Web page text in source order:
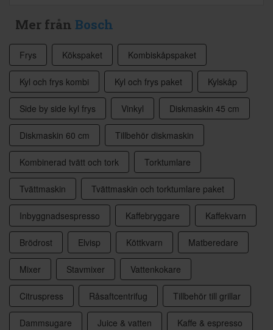
Mer från Bosch
Frys Kökspaket Kombiskåpspaket
Kyl och frys kombi Kyl och frys paket Kylskåp
Side by side kyl frys Vinkyl Diskmaskin 45 cm
Diskmaskin 60 cm Tillbehör diskmaskin
Kombinerad tvätt och tork Torktumlare
Tvättmaskin Tvättmaskin och torktumlare paket
Inbyggnadsespresso Kaffebryggare Kaffekvarn
Brödrost Elvisp Köttkvarn Matberedare
Mixer Stavmixer Vattenkokare
Citruspress Råsaftcentrifug Tillbehör till grillar
Dammsugare Juice & vatten Kaffe & espresso